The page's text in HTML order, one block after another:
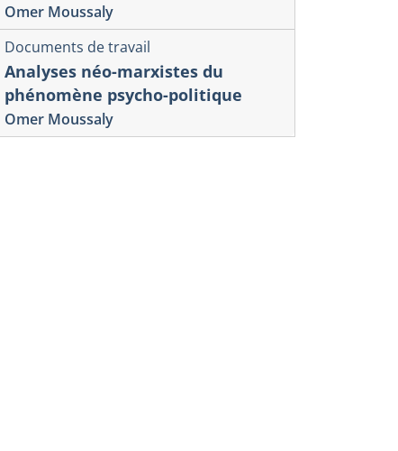
Omer Moussaly
Documents de travail
Analyses néo-marxistes du
phénomène psycho-politique
Omer Moussaly